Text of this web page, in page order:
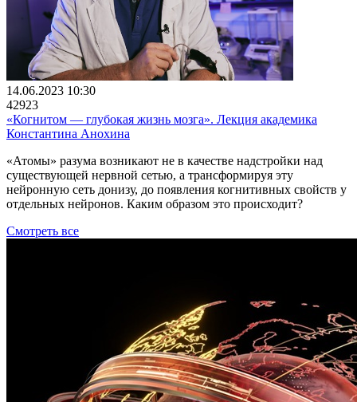
14.06.2023 10:30
42923
«Когнитом ― глубокая жизнь мозга». Лекция академика
Константина Анохина
«Атомы» разума возникают не в качестве надстройки над
существующей нервной сетью, а трансформируя эту
нейронную сеть донизу, до появления когнитивных свойств у
отдельных нейронов. Каким образом это происходит?
Смотреть все